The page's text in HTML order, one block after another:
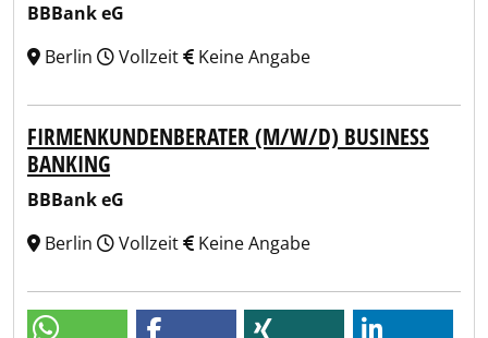
BBBank eG
Berlin
Vollzeit Keine Angabe
FIRMENKUNDENBERATER (M/W/D) BUSINESS
BANKING
BBBank eG
Berlin
Vollzeit Keine Angabe